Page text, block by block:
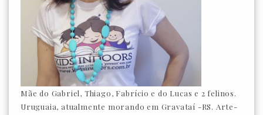
Mãe do Gabriel, Thiago, Fabrício e do Lucas e 2 felinos.
Uruguaia, atualmente morando em Gravataí -RS. Arte-